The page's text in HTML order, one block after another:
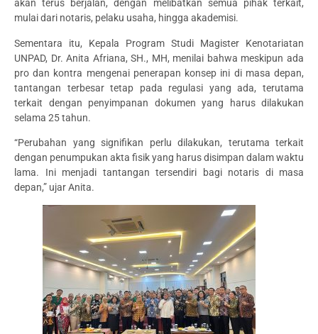
akan terus berjalan, dengan melibatkan semua pihak terkait,
mulai dari notaris, pelaku usaha, hingga akademisi.
Sementara itu, Kepala Program Studi Magister Kenotariatan
UNPAD, Dr. Anita Afriana, SH., MH, menilai bahwa meskipun ada
pro dan kontra mengenai penerapan konsep ini di masa depan,
tantangan terbesar tetap pada regulasi yang ada, terutama
terkait dengan penyimpanan dokumen yang harus dilakukan
selama 25 tahun.
“Perubahan yang signifikan perlu dilakukan, terutama terkait
dengan penumpukan akta fisik yang harus disimpan dalam waktu
lama. Ini menjadi tantangan tersendiri bagi notaris di masa
depan,” ujar Anita.